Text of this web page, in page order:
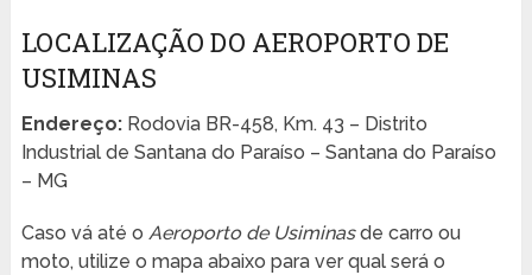
LOCALIZAÇÃO DO AEROPORTO DE
USIMINAS
Endereço:Rodovia BR-458, Km. 43 – Distrito
Industrial de Santana do Paraíso – Santana do Paraíso
– MG
Caso vá até o Aeroporto de Usiminasde carro ou
moto, utilize o mapa abaixo para ver qual será o